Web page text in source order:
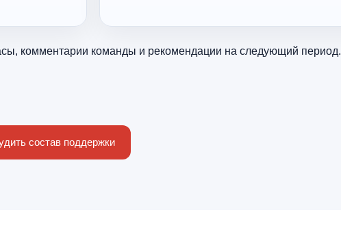
комментарии команды и рекомендации на следующий период.
состав поддержки